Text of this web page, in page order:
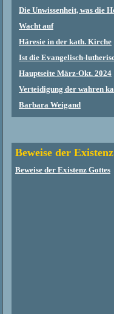
Die Unwissenheit, was die
Wacht auf
Häresie in der kath. Kirche
Ist die Evangelisch-
Hauptseite März-Okt. 2024
Verteidigung der wahren
Barbara Weigand
Beweise der
Beweise der Existenz Gottes